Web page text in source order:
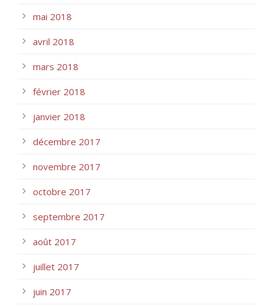
mai 2018
avril 2018
mars 2018
février 2018
janvier 2018
décembre 2017
novembre 2017
octobre 2017
septembre 2017
août 2017
juillet 2017
juin 2017